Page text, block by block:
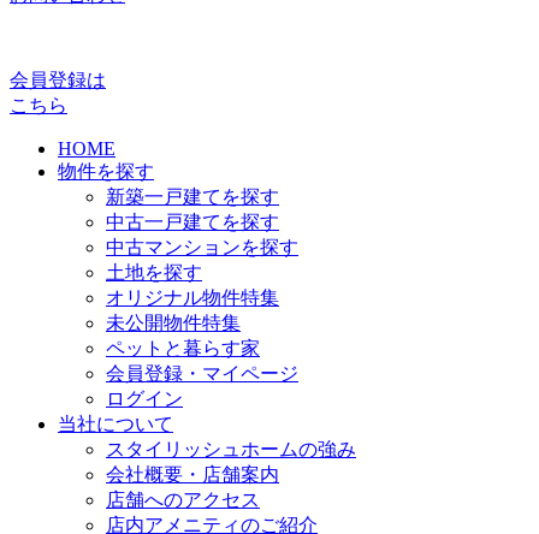
会員登録は
こちら
HOME
物件を探す
新築一戸建てを探す
中古一戸建てを探す
中古マンションを探す
土地を探す
オリジナル物件特集
未公開物件特集
ペットと暮らす家
会員登録・マイページ
ログイン
当社について
スタイリッシュホームの強み
会社概要・店舗案内
店舗へのアクセス
店内アメニティのご紹介